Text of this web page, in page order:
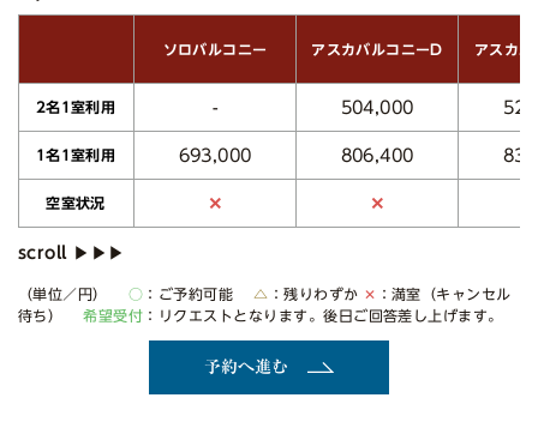
ソロバルコニー アスカバルコニーD アスカバ
2名1室利用 - 504,000
1名1室利用 693,000 806,400
空室状況 ✕ ✕
（単位／円） ○ ：ご予約可能 △ ：残りわずか ✕ ：満室（キャンセル
待ち）希望受付 ：リクエストとなります。後日ご回答差し上げます。
予約へ進む